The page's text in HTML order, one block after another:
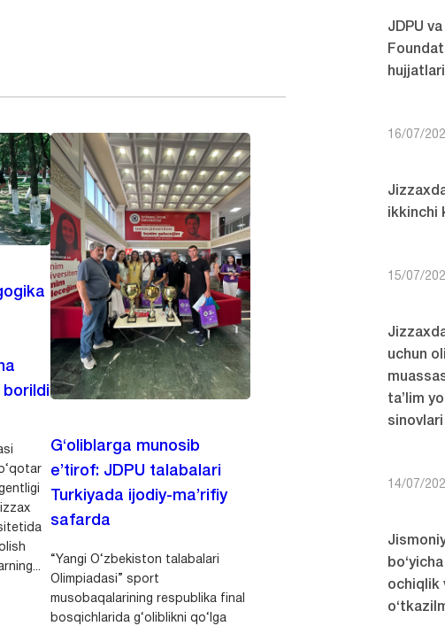
borildi
G‘oliblarga munosib
e’tirof: JDPU talabalari
Turkiyada ijodiy-ma’rifiy
safarda
“Yangi O‘zbekiston talabalari
Olimpiadasi” sport
musobaqalarining respublika final
bosqichlarida g‘oliblikni qo‘lga
JDPU
16/07/
ikkinchi
15/07/
uchun
ta’lim
sinovlari
14/07/
ochiqlik